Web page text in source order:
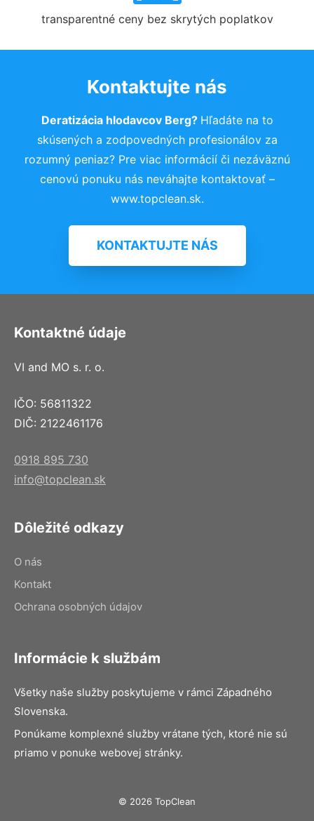
transparentné ceny bez skrytých poplatkov
Kontaktujte nás
Deratizácia hlodavcov Berg? Hľadáte na to
skúsených a zodpovedných profesionálov za
rozumný peniaz? Pre viac informácií či nezáväznú
cenovú ponuku nás neváhajte kontaktovať –
www.topclean.sk.
KONTAKTUJTE NÁS
Kontaktné údaje
VI and MO s. r. o.
IČO: 56811322
DIČ: 2122461176
0918 895 730
info@topclean.sk
Dôležité odkazy
O nás
Kontakt
Ochrana osobných údajov
Informácie k službám
Všetky naše služby poskytujeme v rámci Západného
Slovenska.
Ponúkame komplexné služby vrátane tých, ktoré nie sú
priamo v ponuke webovej stránky.
© 2026 TopClean